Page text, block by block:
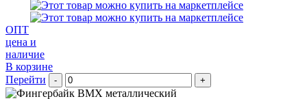
ОПТ
цена и
наличие
В корзине
Перейти
- +